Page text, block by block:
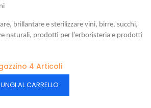
brillantare e sterilizzare vini, birre, succhi,
naturali, prodotti per l’erboristeria e prodotti
4 Articoli
AL CARRELLO